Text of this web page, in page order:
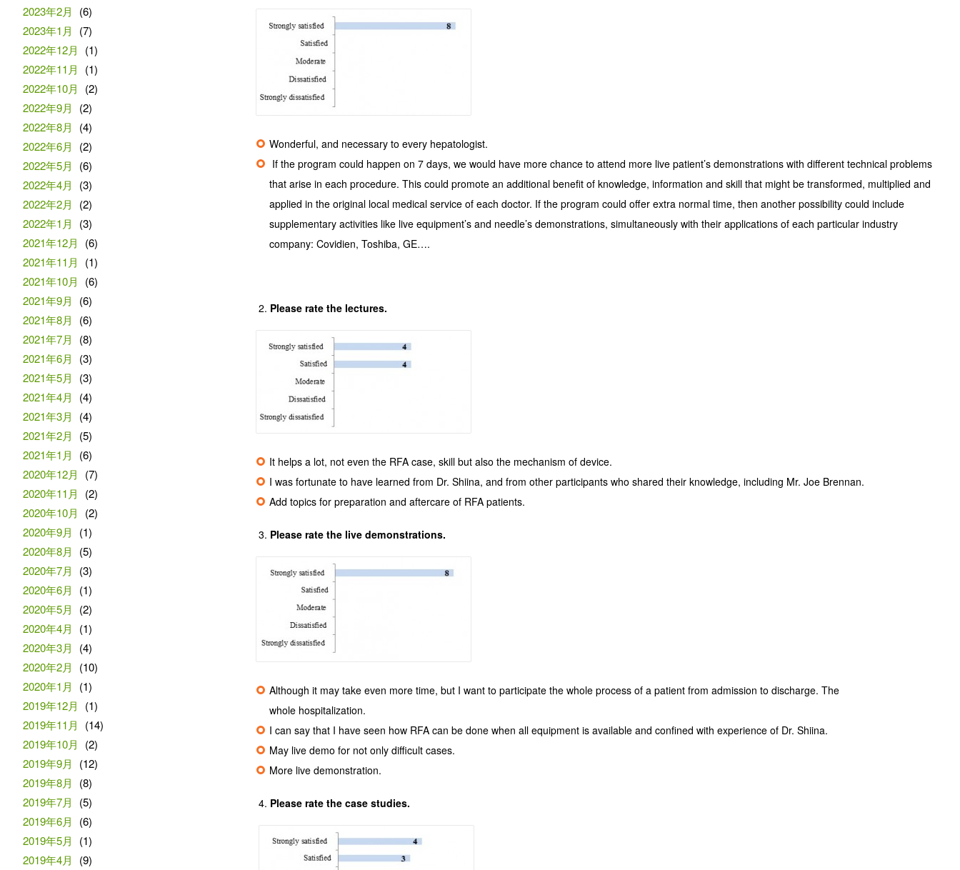
Wonderful, and necessary to every hepatologist.
If the program could happen on 7 days, we would have more chance to attend more live patient’s demonstrations with different technical problems
that arise in each procedure. This could promote an additional benefit of knowledge, information and skill that might be transformed, multiplied and
applied in the original local medical service of each doctor. If the program could offer extra normal time, then another possibility could include
supplementary activities like live equipment’s and needle’s demonstrations, simultaneously with their applications of each particular industry
company: Covidien, Toshiba, GE….
Please rate the lectures.
It helps a lot, not even the RFA case, skill but also the mechanism of device.
I was fortunate to have learned from Dr. Shiina, and from other participants who shared their knowledge, including Mr. Joe Brennan.
Add topics for preparation and aftercare of RFA patients.
Please rate the live demonstrations.
Although it may take even more time, but I want to participate the whole process of a patient from admission to discharge. The
whole hospitalization.
I can say that I have seen how RFA can be done when all equipment is available and confined with experience of Dr. Shiina.
May live demo for not only difficult cases.
More live demonstration.
Please rate the case studies.
2023年2月
(6)
2023年1月
(7)
2022年12月
(1)
2022年11月
(1)
2022年10月
(2)
2022年9月
(2)
2022年8月
(4)
2022年6月
(2)
2022年5月
(6)
2022年4月
(3)
2022年2月
(2)
2022年1月
(3)
2021年12月
(6)
2021年11月
(1)
2021年10月
(6)
2021年9月
(6)
2021年8月
(6)
2021年7月
(8)
2021年6月
(3)
2021年5月
(3)
2021年4月
(4)
2021年3月
(4)
2021年2月
(5)
2021年1月
(6)
2020年12月
(7)
2020年11月
(2)
2020年10月
(2)
2020年9月
(1)
2020年8月
(5)
2020年7月
(3)
2020年6月
(1)
2020年5月
(2)
2020年4月
(1)
2020年3月
(4)
2020年2月
(10)
2020年1月
(1)
2019年12月
(1)
2019年11月
(14)
2019年10月
(2)
2019年9月
(12)
2019年8月
(8)
2019年7月
(5)
2019年6月
(6)
2019年5月
(1)
2019年4月
(9)